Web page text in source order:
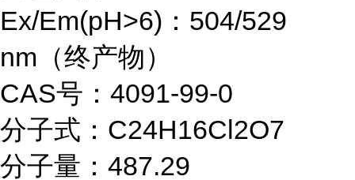
Ex/Em(pH>6)：504/529
nm（终产物）
CAS号：4091-99-0
分子式：C24H16Cl2O7
分子量：487.29